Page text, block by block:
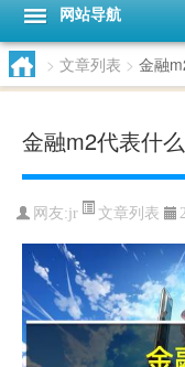
网站导航
> 文章列表 > 金融
金融m2代表什
网友:jr 文章列表